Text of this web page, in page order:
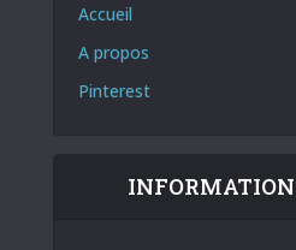
Accueil
A propos
Pinterest